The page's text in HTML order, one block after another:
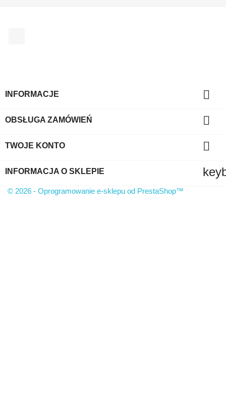
INFORMACJE 
OBSŁUGA ZAMÓWIEŃ 
TWOJE KONTO 
INFORMACJA O SKLEPIE
© 2026 - Oprogramowanie e-sklepu od PrestaShop™